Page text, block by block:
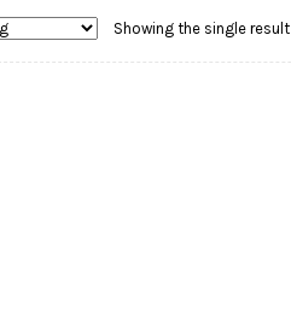
Showing the single result